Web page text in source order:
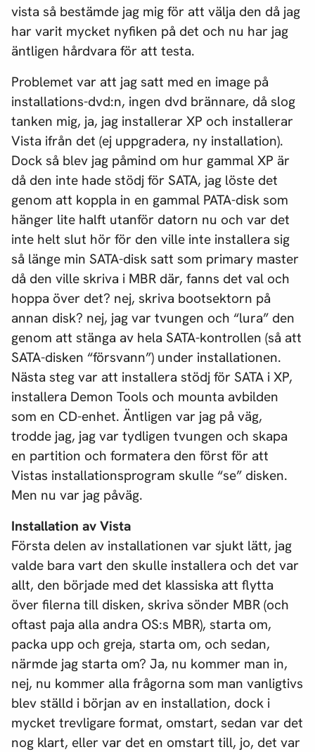
vista så bestämde jag mig för att välja den då jag
har varit mycket nyfiken på det och nu har jag
äntligen hårdvara för att testa.
Problemet var att jag satt med en image på
installations-dvd:n, ingen dvd brännare, då slog
tanken mig, ja, jag installerar XP och installerar
Vista ifrån det (ej uppgradera, ny installation).
Dock så blev jag påmind om hur gammal XP är
då den inte hade stödj för SATA, jag löste det
genom att koppla in en gammal PATA-disk som
hänger lite halft utanför datorn nu och var det
inte helt slut hör för den ville inte installera sig
så länge min SATA-disk satt som primary master
då den ville skriva i MBR där, fanns det val och
hoppa över det? nej, skriva bootsektorn på
annan disk? nej, jag var tvungen och “lura” den
genom att stänga av hela SATA-kontrollen (så att
SATA-disken “försvann”) under installationen.
Nästa steg var att installera stödj för SATA i XP,
installera Demon Tools och mounta avbilden
som en CD-enhet. Äntligen var jag på väg,
trodde jag, jag var tydligen tvungen och skapa
en partition och formatera den först för att
Vistas installationsprogram skulle “se” disken.
Men nu var jag påväg.
Installation av Vista
Första delen av installationen var sjukt lätt, jag
valde bara vart den skulle installera och det var
allt, den började med det klassiska att flytta
över filerna till disken, skriva sönder MBR (och
oftast paja alla andra OS:s MBR), starta om,
packa upp och greja, starta om, och sedan,
närmde jag starta om? Ja, nu kommer man in,
nej, nu kommer alla frågorna som man vanligtivs
blev ställd i början av en installation, dock i
mycket trevligare format, omstart, sedan var det
nog klart, eller var det en omstart till, jo, det var